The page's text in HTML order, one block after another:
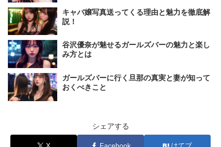
キャバ嬢写真送ってくる理由と魅力を徹底解
説！
谷沢優奈が魅せるガールズバーの魅力と楽し
み方とは
ガールズバーに行く旦那の真実と妻が知って
おくべきこと
シェアする